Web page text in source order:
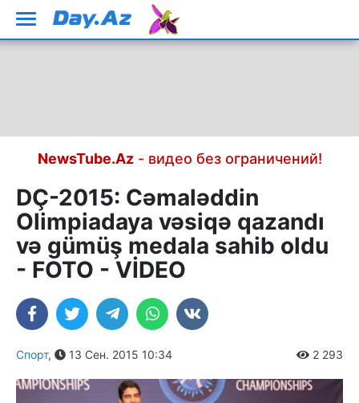
NewsTube.Az- видео без ограничений!
DÇ-2015: Cəmaləddin
Olimpiadaya vəsiqə qazandı
və gümüş medala sahib oldu
- FOTO - VİDEO
Спорт, 13 Сен. 2015 10:34 2 293